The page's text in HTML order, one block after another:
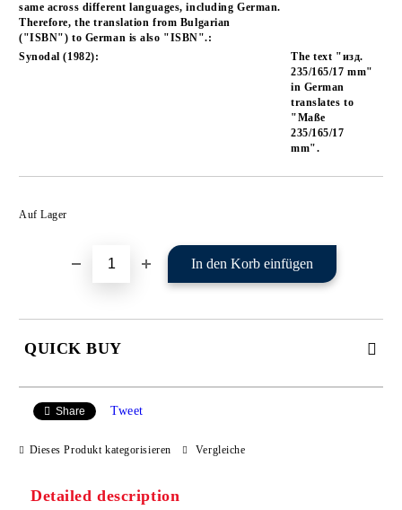
same across different languages, including German.
Therefore, the translation from Bulgarian
("ISBN") to German is also "ISBN".:
Synodal (1982):
The text "изд.
235/165/17 mm"
in German
translates to
"Maße
235/165/17
mm".
Auf Lager
QUICK BUY
I agree to Privacy Policy
Share Tweet
Dieses Produkt kategorisieren Vergleiche
Detailed description